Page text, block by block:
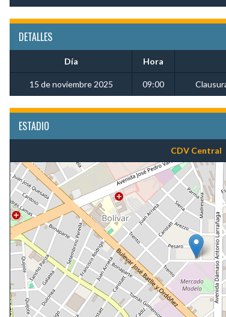
DETALLES
Día Hora
15 de noviembre 2025 09:00
ESTADIO
CDV Central